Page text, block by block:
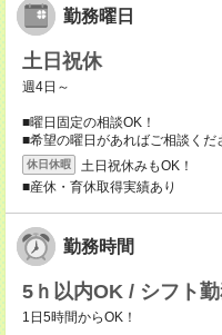
勤務曜日
土日祝休
週4日～
■曜日固定の相談OK！
■希望の曜日があればご相談くだ
休日休暇
土日祝休みもOK！
■産休・育休取得実績あり
勤務時間
5ｈ以内OK / シフト
1日5時間からOK！